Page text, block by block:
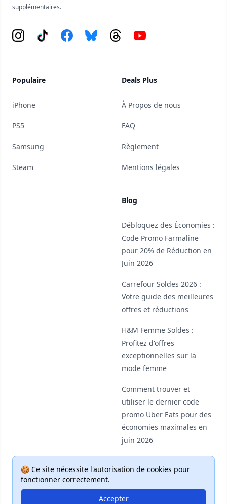
🍪 Ce site nécessite l'autorisation de cookies pour
fonctionner correctement.
Accepter
supplémentaires.
Instagram
Tiktok FacebookBlueskyThreadsYouTube
Populaire
iPhone
PS5
Samsung
Steam
Deals Plus
À Propos de nous
FAQ
Règlement
Mentions légales
Blog
Débloquez des Économies :
Code Promo Farmaline
pour 20% de Réduction en
Juin 2026
Carrefour Soldes 2026 :
Votre guide des meilleures
offres et réductions
H&M Femme Soldes :
Profitez d'offres
exceptionnelles sur la
mode femme
Comment trouver et
utiliser le dernier code
promo Uber Eats pour des
économies maximales en
juin 2026
© 2026 Deal Plus. Tous droits réservés.